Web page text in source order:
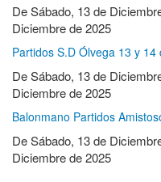
DeSábado, 13 de
Diciembre de 2025
Partidos S.D Ólvega 13 y 14
DeSábado, 13 de
Diciembre de 2025
Balonmano Partidos
DeSábado, 13 de
Diciembre de 2025